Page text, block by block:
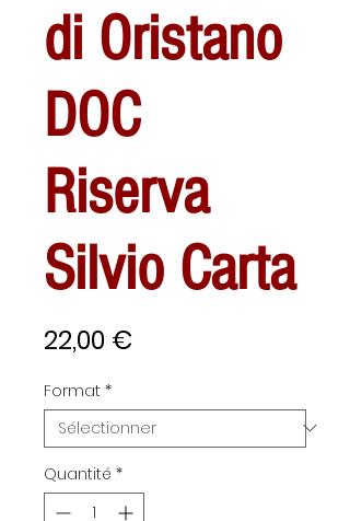
di Oristano
DOC
Riserva
Silvio Carta
22,00 €
Format *
Quantité *